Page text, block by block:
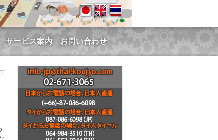
サービス案内 お問い合わせ